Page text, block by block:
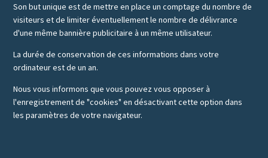
Son but unique est de mettre en place un comptage du nombre de
visiteurs et de limiter éventuellement le nombre de délivrance
d'une même bannière publicitaire à un même utilisateur.
La durée de conservation de ces informations dans votre
ordinateur est de un an.
Nous vous informons que vous pouvez vous opposer à
l'enregistrement de "cookies" en désactivant cette option dans
les paramètres de votre navigateur.